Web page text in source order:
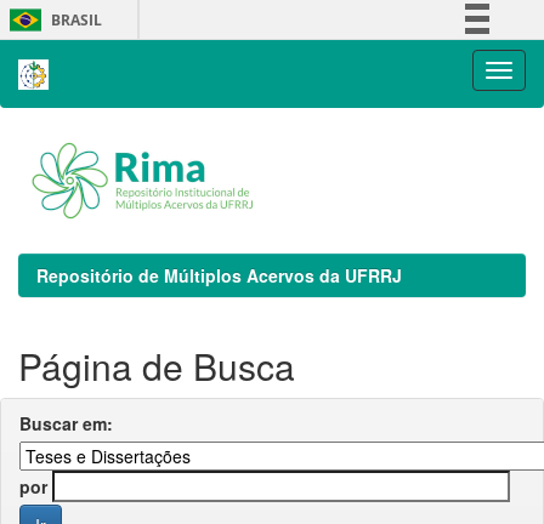
Skip
navigation
BRASIL
Repositório de Múltiplos Acervos da UFRRJ
Página de Busca
Buscar em:
por